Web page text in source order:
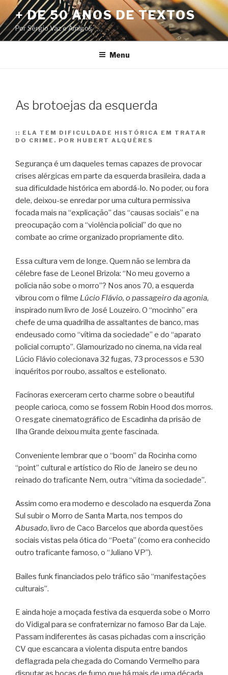
Pular
para
o
conteúdo
+ DE 50 ANOS DE TEXTOS
Por Sérgio Vaz e Amigos
Menu
As brotoejas da esquerda
:: ELA TEM DIFICULDADE HISTÓRICA EM TRATAR
DO CRIME. POR HUBERT ALQUÉRES
Segurança é um daqueles temas capazes de provocar
crises alérgicas em parte da esquerda brasileira, dada a
sua dificuldade histórica em abordá-lo. No poder, ou fora
dele, deixou-se enredar por uma cultura permissiva
focada mais na “explicação” das “causas sociais” e na
preocupação com a “violência policial” do que no
combate ao crime organizado propriamente dito.
Essa cultura vem de longe. Quem não se lembra da
célebre fase de Leonel Brizola: “No meu governo a
polícia não sobe o morro”? Nos anos 70, a esquerda
vibrou com o filme Lúcio Flávio, o passageiro da agonia,
inspirado num livro de José Louzeiro. O “mocinho” era
chefe de uma quadrilha de assaltantes de banco, mas
endeusado como “vítima da sociedade” e do “aparato
policial corrupto”. Glamourizado no cinema, na vida real
Lúcio Flávio colecionava 32 fugas, 73 processos e 530
inquéritos por roubo, assaltos e estelionato.
Facínoras exerceram certo charme sobre o beautiful
people carioca, como se fossem Robin Hood dos morros.
O resgate cinematográfico de Escadinha da prisão de
Ilha Grande deixou muita gente fascinada.
Conveniente lembrar que o “boom” da Rocinha como
“point” cultural e artístico do Rio de Janeiro se deu no
reinado do traficante Nem, outra “vítima da sociedade”.
Assim como era moderno e descolado na esquerda Zona
Sul subir o Morro de Santa Marta, nos tempos do
Abusado, livro de Caco Barcelos que aborda questões
sociais vistas pela ótica do “Poeta” (como era conhecido
outro traficante famoso, o “Juliano VP”).
Bailes funk financiados pelo tráfico são “manifestações
culturais”.
E ainda hoje a moçada festiva da esquerda sobe o Morro
do Vidigal para se confraternizar no famoso Bar da Laje.
Passam indiferentes às casas pichadas com a inscrição
CV que escancara a violenta disputa entre bandos
deflagrada pela chegada do Comando Vermelho para